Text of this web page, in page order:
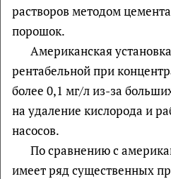
растворов методом
порошок.
Американская
рентабельной при
более 0,1 мг/л из-за
на удаление кислорода и
насосов.
По сравнению с
имеет ряд существенных